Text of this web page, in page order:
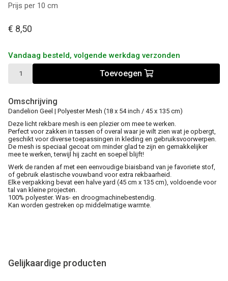
Prijs per 10 cm
€ 8,50
Vandaag besteld, volgende werkdag verzonden
Toevoegen
Omschrijving
Dandelion Geel | Polyester Mesh (18 x 54 inch / 45 x 135 cm)
Deze licht rekbare mesh is een plezier om mee te werken.
Perfect voor zakken in tassen of overal waar je wilt zien wat je opbergt,
geschikt voor diverse toepassingen in kleding en gebruiksvoorwerpen.
De mesh is speciaal gecoat om minder glad te zijn en gemakkelijker
mee te werken, terwijl hij zacht en soepel blijft!
Werk de randen af met een eenvoudige biaisband van je favoriete stof,
of gebruik elastische vouwband voor extra rekbaarheid.
Elke verpakking bevat een halve yard (45 cm x 135 cm), voldoende voor
tal van kleine projecten.
100% polyester. Was- en droogmachinebestendig.
Kan worden gestreken op middelmatige warmte.
Gelijkaardige producten